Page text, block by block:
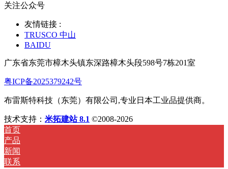
关注公众号
友情链接 :
TRUSCO 中山
BAIDU
广东省东莞市樟木头镇东深路樟木头段598号7栋201室
粤ICP备2025379242号
布雷斯特科技（东莞）有限公司,专业日本工业品提供商。
技术支持： 米拓建站 8.1 ©2008-2026
首页
产品
新闻
联系